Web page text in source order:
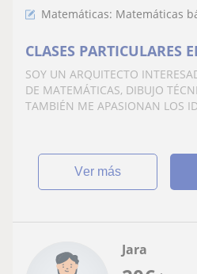
Matemáticas: Matemáticas
CLASES PARTICULARES
SOY UN ARQUITECTO
DE MATEMÁTICAS, DIBUJO
TAMBIÉN ME APASIONAN LOS
ver más
Jara